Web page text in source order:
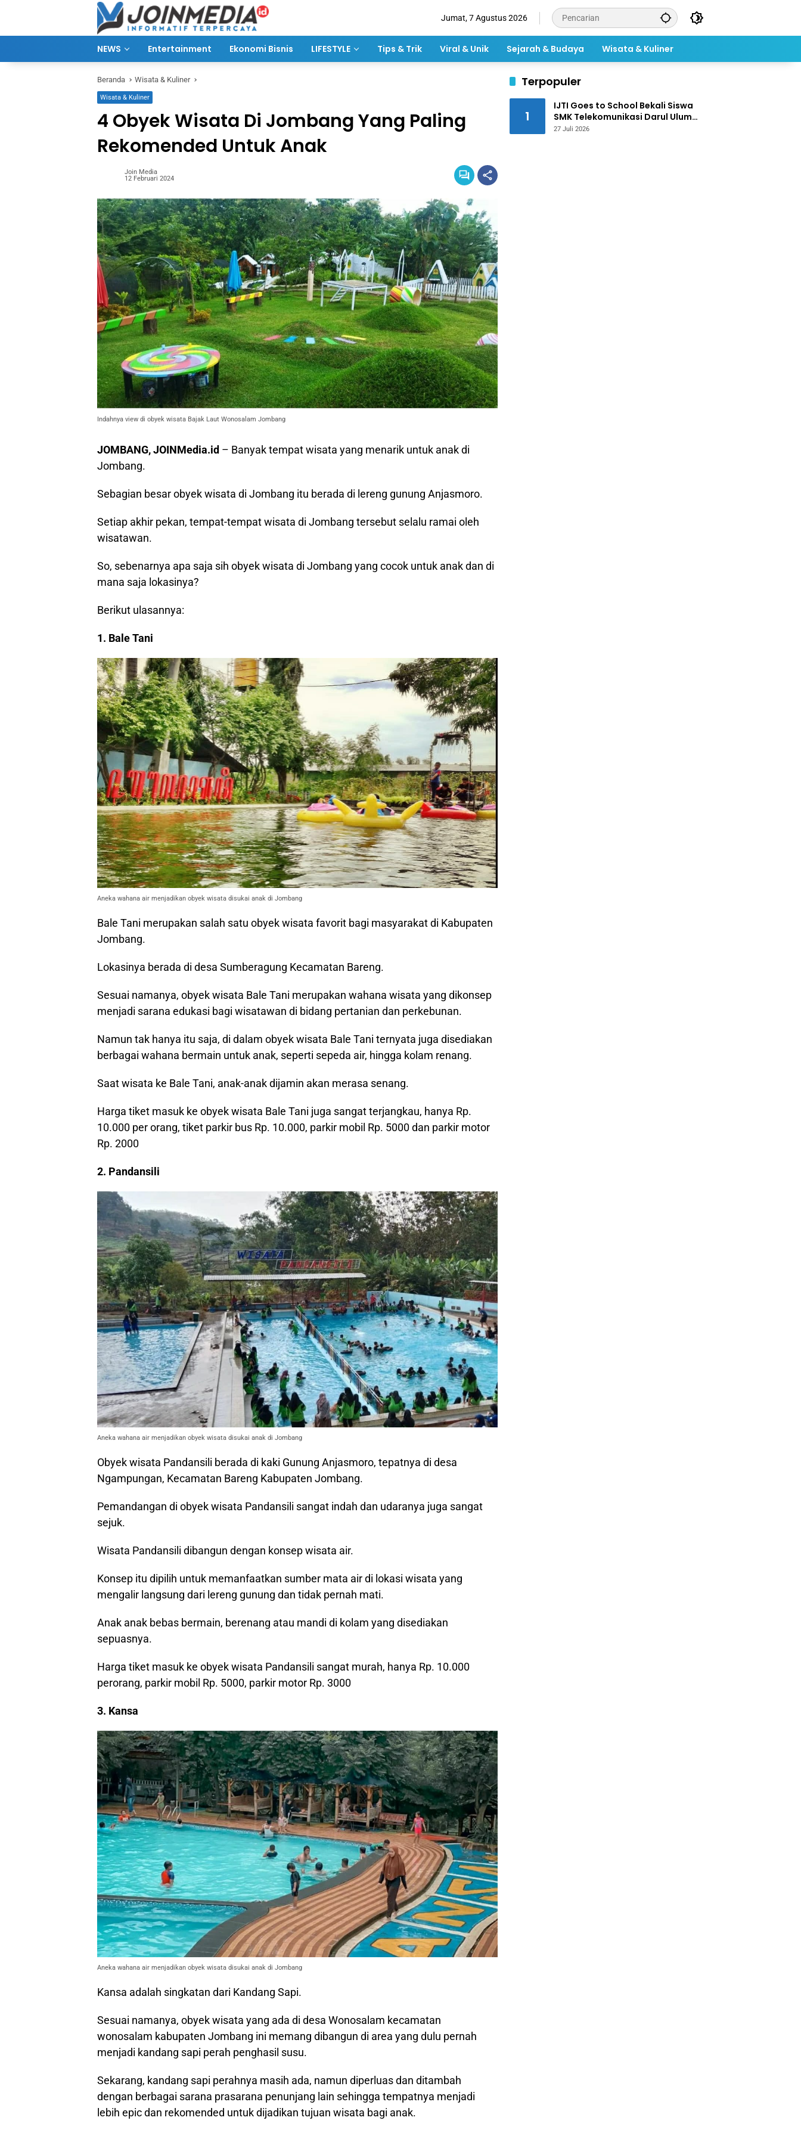
Jumat, 7 Agustus 2026
NEWS Entertainment Ekonomi Bisnis LIFESTYLE Tips & Trik Viral & Unik Sejarah & Budaya Wisata & Kuliner
Beranda Wisata & Kuliner
Wisata & Kuliner
4 Obyek Wisata Di Jombang Yang Paling
Rekomended Untuk Anak
Join Media
12 Februari 2024
Indahnya view di obyek wisata Bajak Laut Wonosalam Jombang
JOMBANG, JOINMedia.id – Banyak tempat wisata yang menarik untuk anak di
Jombang.
Sebagian besar obyek wisata di Jombang itu berada di lereng gunung Anjasmoro.
Setiap akhir pekan, tempat-tempat wisata di Jombang tersebut selalu ramai oleh
wisatawan.
So, sebenarnya apa saja sih obyek wisata di Jombang yang cocok untuk anak dan di
mana saja lokasinya?
Berikut ulasannya:
1. Bale Tani
Aneka wahana air menjadikan obyek wisata disukai anak di Jombang
Bale Tani merupakan salah satu obyek wisata favorit bagi masyarakat di Kabupaten
Jombang.
Lokasinya berada di desa Sumberagung Kecamatan Bareng.
Sesuai namanya, obyek wisata Bale Tani merupakan wahana wisata yang dikonsep
menjadi sarana edukasi bagi wisatawan di bidang pertanian dan perkebunan.
Namun tak hanya itu saja, di dalam obyek wisata Bale Tani ternyata juga disediakan
berbagai wahana bermain untuk anak, seperti sepeda air, hingga kolam renang.
Saat wisata ke Bale Tani, anak-anak dijamin akan merasa senang.
Harga tiket masuk ke obyek wisata Bale Tani juga sangat terjangkau, hanya Rp.
10.000 per orang, tiket parkir bus Rp. 10.000, parkir mobil Rp. 5000 dan parkir motor
Rp. 2000
2. Pandansili
Aneka wahana air menjadikan obyek wisata disukai anak di Jombang
Obyek wisata Pandansili berada di kaki Gunung Anjasmoro, tepatnya di desa
Ngampungan, Kecamatan Bareng Kabupaten Jombang.
Pemandangan di obyek wisata Pandansili sangat indah dan udaranya juga sangat
sejuk.
Wisata Pandansili dibangun dengan konsep wisata air.
Konsep itu dipilih untuk memanfaatkan sumber mata air di lokasi wisata yang
mengalir langsung dari lereng gunung dan tidak pernah mati.
Anak anak bebas bermain, berenang atau mandi di kolam yang disediakan
sepuasnya.
Harga tiket masuk ke obyek wisata Pandansili sangat murah, hanya Rp. 10.000
perorang, parkir mobil Rp. 5000, parkir motor Rp. 3000
3. Kansa
Aneka wahana air menjadikan obyek wisata disukai anak di Jombang
Kansa adalah singkatan dari Kandang Sapi.
Sesuai namanya, obyek wisata yang ada di desa Wonosalam kecamatan
wonosalam kabupaten Jombang ini memang dibangun di area yang dulu pernah
menjadi kandang sapi perah penghasil susu.
Sekarang, kandang sapi perahnya masih ada, namun diperluas dan ditambah
dengan berbagai sarana prasarana penunjang lain sehingga tempatnya menjadi
lebih epic dan rekomended untuk dijadikan tujuan wisata bagi anak.
Terpopuler
1
IJTI Goes to School Bekali Siswa
SMK Telekomunikasi Darul Ulum
Jombang Kuasai Jurnalistik
27 Juli 2026